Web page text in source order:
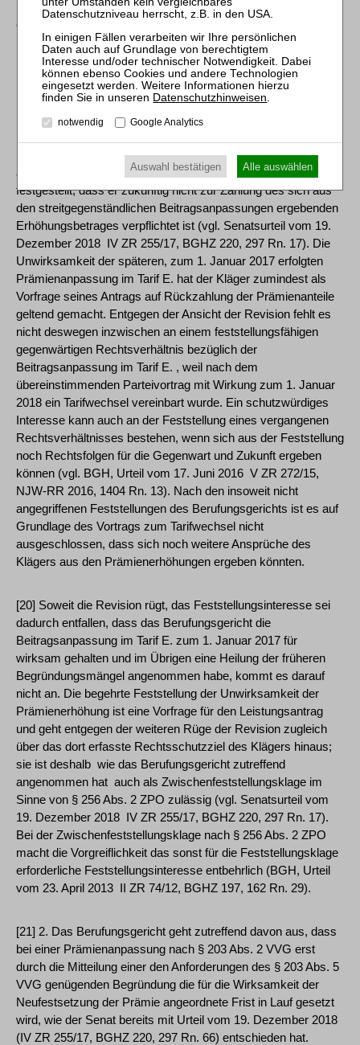
Beitragsanpassungen gerichteten Feststellungsantrag
angenommen.
[19] Ein feststellungsfähiges gegenwärtiges Rechtsverhältnis
liegt vor, soweit der Kläger die Unwirksamkeit der
Beitragsanpassungen im Tarif E. zum 1. Januar 2015 und zum
1. Januar 2016 sowie im Tarif 5. für zahnärztliche
möchte. Allein mit dem vom Kläger erstrebten Leistungsurteil
auf Rückzahlung überzahlter Beiträge wäre nicht rechtskräftig
festgestellt, dass er zukünftig nicht zur Zahlung des sich aus
den streitgegenständlichen Beitragsanpassungen ergebenden
Erhöhungsbetrages verpflichtet ist (vgl. Senatsurteil vom 19.
Dezember 2018 ­ IV ZR 255/17, BGHZ 220, 297 Rn. 17). Die
Unwirksamkeit der späteren, zum 1. Januar 2017 erfolgten
Prämienanpassung im Tarif E. hat der Kläger zumindest als
Vorfrage seines Antrags auf Rückzahlung der Prämienanteile
geltend gemacht. Entgegen der Ansicht der Revision fehlt es
nicht deswegen inzwischen an einem feststellungsfähigen
gegenwärtigen Rechtsverhältnis bezüglich der
Beitragsanpassung im Tarif E. , weil nach dem
übereinstimmenden Parteivortrag mit Wirkung zum 1. Januar
2018 ein Tarifwechsel vereinbart wurde. Ein schutzwürdiges
Interesse kann auch an der Feststellung eines vergangenen
Rechtsverhältnisses bestehen, wenn sich aus der Feststellung
noch Rechtsfolgen für die Gegenwart und Zukunft ergeben
können (vgl. BGH, Urteil vom 17. Juni 2016 ­ V ZR 272/15,
NJW-RR 2016, 1404 Rn. 13). Nach den insoweit nicht
angegriffenen Feststellungen des Berufungsgerichts ist es auf
Grundlage des Vortrags zum Tarifwechsel nicht
ausgeschlossen, dass sich noch weitere Ansprüche des
Klägers aus den Prämienerhöhungen ergeben könnten.
[20] Soweit die Revision rügt, das Feststellungsinteresse sei
dadurch entfallen, dass das Berufungsgericht die
Beitragsanpassung im Tarif E. zum 1. Januar 2017 für
wirksam gehalten und im Übrigen eine Heilung der früheren
Begründungsmängel angenommen habe, kommt es darauf
nicht an. Die begehrte Feststellung der Unwirksamkeit der
Prämienerhöhung ist eine Vorfrage für den Leistungsantrag
und geht entgegen der weiteren Rüge der Revision zugleich
über das dort erfasste Rechtsschutzziel des Klägers hinaus;
sie ist deshalb ­ wie das Berufungsgericht zutreffend
angenommen hat ­ auch als Zwischenfeststellungsklage im
Sinne von § 256 Abs. 2 ZPO zulässig (vgl. Senatsurteil vom
19. Dezember 2018 ­ IV ZR 255/17, BGHZ 220, 297 Rn. 17).
Bei der Zwischenfeststellungsklage nach § 256 Abs. 2 ZPO
macht die Vorgreiflichkeit das sonst für die Feststellungsklage
erforderliche Feststellungsinteresse entbehrlich (BGH, Urteil
vom 23. April 2013 ­ II ZR 74/12, BGHZ 197, 162 Rn. 29).
[21] 2. Das Berufungsgericht geht zutreffend davon aus, dass
bei einer Prämienanpassung nach § 203 Abs. 2 VVG erst
durch die Mitteilung einer den Anforderungen des § 203 Abs. 5
VVG genügenden Begründung die für die Wirksamkeit der
Neufestsetzung der Prämie angeordnete Frist in Lauf gesetzt
wird, wie der Senat bereits mit Urteil vom 19. Dezember 2018
(IV ZR 255/17, BGHZ 220, 297 Rn. 66) entschieden hat.
Datenschutzhinweisen
notwendig Google Analytics
Auswahl bestätigen Alle auswählen